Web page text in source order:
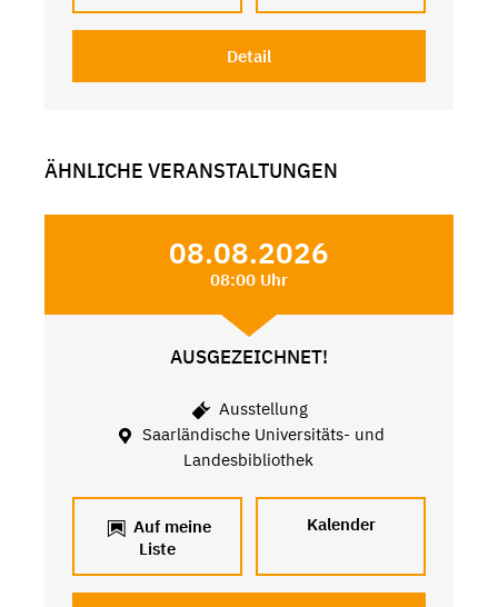
Detail
ÄHNLICHE VERANSTALTUNGEN
08.08.2026
08:00 Uhr
AUSGEZEICHNET!
Ausstellung
Saarländische Universitäts- und
Landesbibliothek
Auf meine
Liste
Kalender